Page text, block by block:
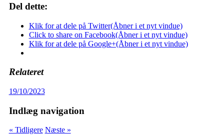
Del dette:
Klik for at dele på Twitter(Åbner i et nyt vindue)
Click to share on Facebook(Åbner i et nyt vindue)
Klik for at dele på Google+(Åbner i et nyt vindue)
Relateret
19/10/2023
Indlæg navigation
« Tidligere Næste »